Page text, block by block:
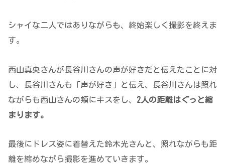
シャイな二人ではありながらも、終始楽しく撮影を終えま
す。
西山真央さんが長谷川さんの声が好きだと伝えたことに対
し、長谷川さんも「声が好き」と伝え、長谷川さんは照れ
ながらも西山さんの頬にキスをし、 2人の距離はぐっと縮
まります。
最後にドレス姿に着替えた鈴木光さんと、照れながらも距
離を縮めながら撮影を進めていきます。